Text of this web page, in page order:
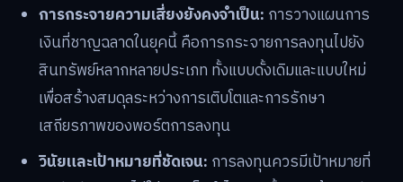
การกระจายความเสี่ยงยังคงจำเป็น: การวางแผนการ
เงินที่ชาญฉลาดในยุคนี้ คือการกระจายการลงทุนไปยัง
สินทรัพย์หลากหลายประเภท ทั้งแบบดั้งเดิมและแบบใหม่
เพื่อสร้างสมดุลระหว่างการเติบโตและการรักษา
เสถียรภาพของพอร์ตการลงทุน
วินัยและเป้าหมายที่ชัดเจน: การลงทุนควรมีเป้าหมายที่